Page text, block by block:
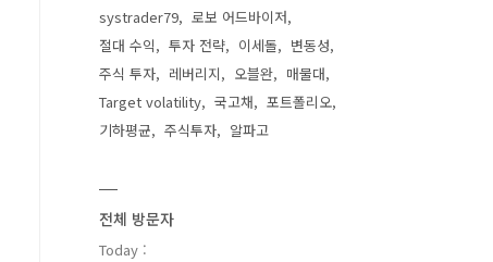
systrader79
로보 어드바이저
절대 수익
투자 전략 이세돌
변동성
주식 투자
레버리지 오블완
매물대
Target volatility
국고채
포트폴리오
기하평균
주식투자 알파고
전체 방문자
Today :